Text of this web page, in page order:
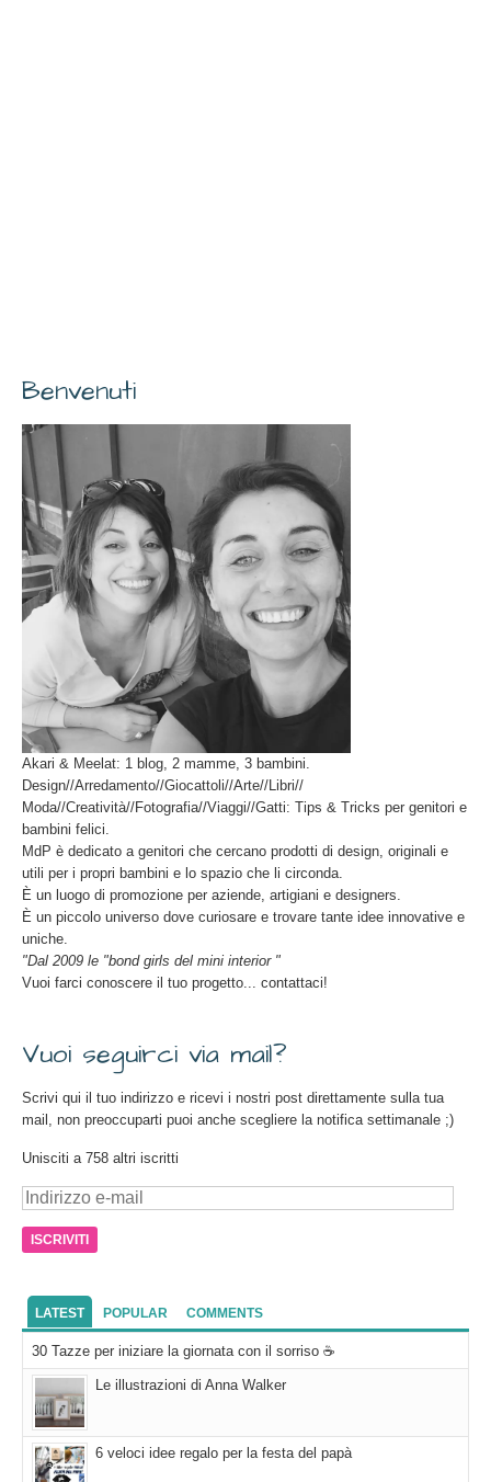
Benvenuti
Akari & Meelat: 1 blog, 2 mamme, 3 bambini.
Design//Arredamento//Giocattoli//Arte//Libri//
Moda//Creatività//Fotografia//Viaggi//Gatti: Tips & Tricks per genitori e
bambini felici.
MdP è dedicato a genitori che cercano prodotti di design, originali e
utili per i propri bambini e lo spazio che li circonda.
È un luogo di promozione per aziende, artigiani e designers.
È un piccolo universo dove curiosare e trovare tante idee innovative e
uniche.
"Dal 2009 le "bond girls del mini interior "
Vuoi farci conoscere il tuo progetto... contattaci!
Vuoi seguirci via mail?
Scrivi qui il tuo indirizzo e ricevi i nostri post direttamente sulla tua
mail, non preoccuparti puoi anche scegliere la notifica settimanale ;)
Unisciti a 758 altri iscritti
Indirizzo
mail
LATEST POPULAR COMMENTS
30 Tazze per iniziare la giornata con il sorriso ☕
Le illustrazioni di Anna Walker
6 veloci idee regalo per la festa del papà